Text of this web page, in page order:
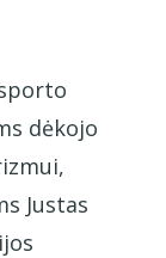
dėkojo
Justas